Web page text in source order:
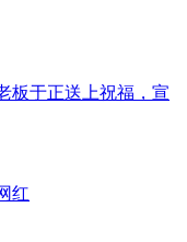
板于正送上祝福，宣
红